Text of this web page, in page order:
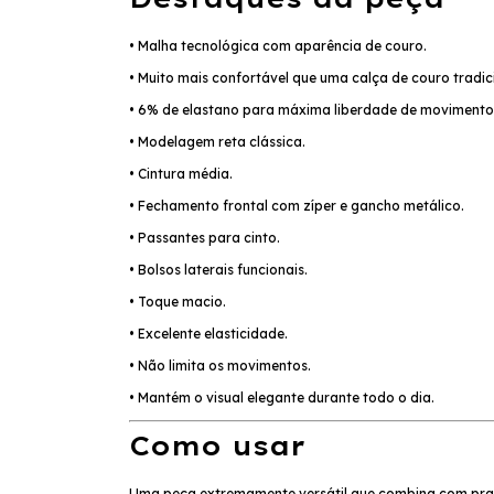
• Malha tecnológica com aparência de couro.
• Muito mais confortável que uma calça de couro
• 6% de elastano para máxima liberdade de
• Modelagem reta clássica.
• Cintura média.
• Fechamento frontal com zíper e gancho metálico.
• Passantes para cinto.
• Bolsos laterais funcionais.
• Toque macio.
• Excelente elasticidade.
• Não limita os movimentos.
• Mantém o visual elegante durante todo o dia.
Como usar